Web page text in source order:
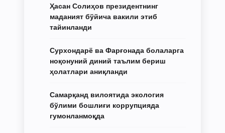
Ҳасан Солиҳов президентнинг
маданият бўйича вакили этиб
тайинланди
Сурхондарё ва Фарғонада болаларга
ноқонуний диний таълим бериш
ҳолатлари аниқланди
Самарқанд вилоятида экология
бўлими бошлиғи коррупцияда
гумонланмоқда